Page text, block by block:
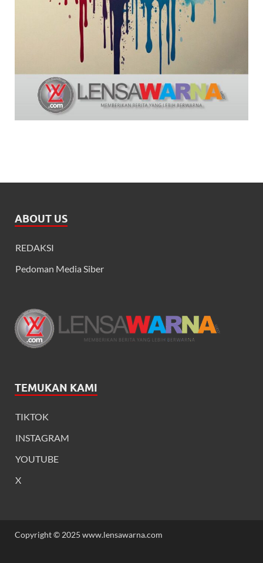
ABOUT US
REDAKSI
Pedoman Media Siber
TEMUKAN KAMI
TIKTOK
INSTAGRAM
YOUTUBE
X
Copyright © 2025 www.lensawarna.com